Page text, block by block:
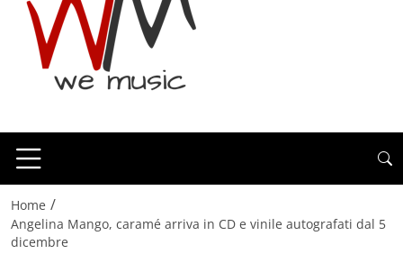
Home /
Angelina Mango, caramé arriva in CD e vinile autografati dal 5
dicembre